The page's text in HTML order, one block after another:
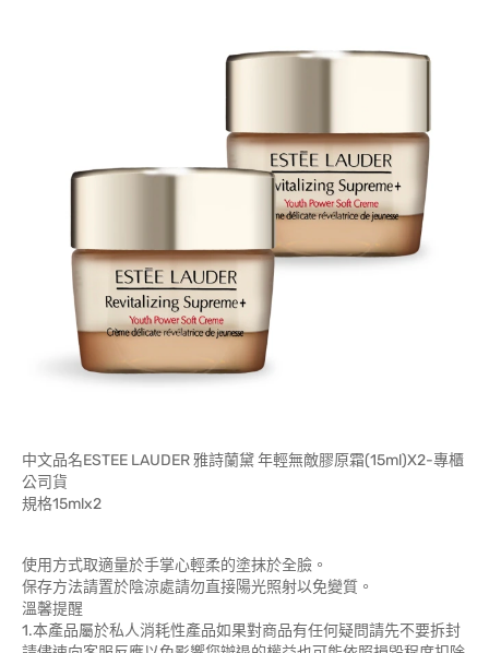
中文品名ESTEE LAUDER 雅詩蘭黛 年輕無敵膠原霜(15ml)X2-專櫃
公司貨
規格15mlx2
使用方式取適量於手掌心輕柔的塗抹於全臉。
保存方法請置於陰涼處請勿直接陽光照射以免變質。
溫馨提醒
1.本產品屬於私人消耗性產品如果對商品有任何疑問請先不要拆封